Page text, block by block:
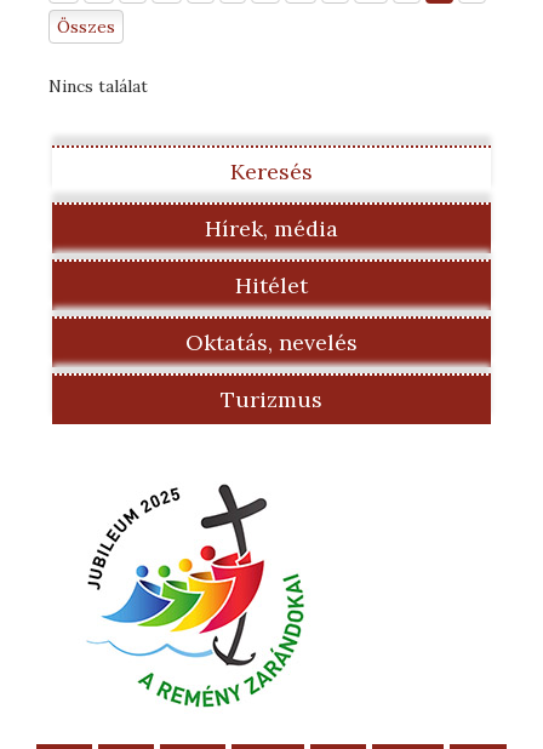
Összes
Nincs találat
Keresés
Hírek, média
Hitélet
Oktatás, nevelés
Turizmus